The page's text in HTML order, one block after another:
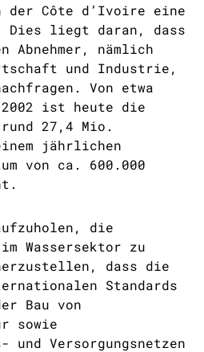
der Côte d’Ivoire eine
Dies liegt daran, dass
nämlich
und Industrie,
Von etwa
ist heute die
27,4 Mio.
jährlichen
von ca. 600.000
die
Wassersektor zu
dass die
Standards
Bau von
sowie
und Versorgungsnetzen